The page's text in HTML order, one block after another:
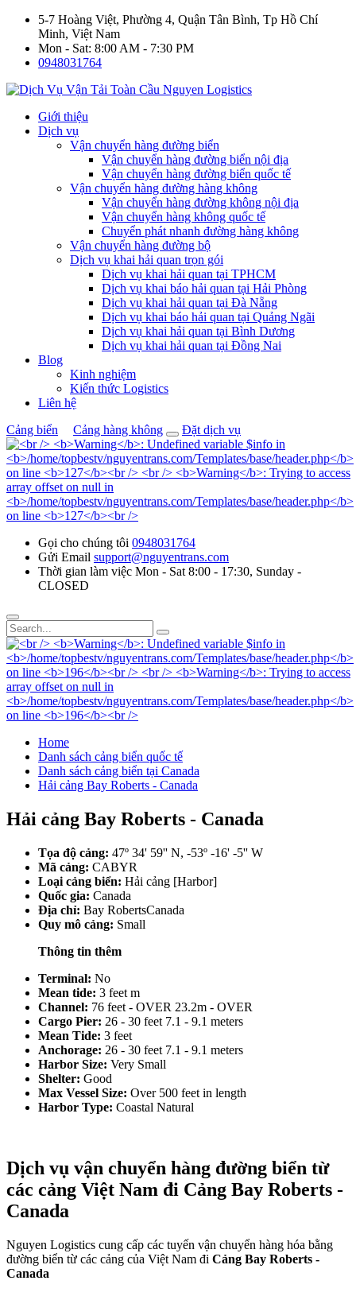
5-7 Hoàng Việt, Phường 4, Quận Tân Bình, Tp Hồ Chí
Minh, Việt Nam
Mon - Sat: 8:00 AM - 7:30 PM
0948031764
Giới thiệu
Dịch vụ
Vận chuyển hàng đường biển
Vận chuyển hàng đường biển nội địa
Vận chuyển hàng đường biển quốc tế
Vận chuyển hàng đường hàng không
Vận chuyển hàng đường không nội địa
Vận chuyển hàng không quốc tế
Chuyển phát nhanh đường hàng không
Vận chuyển hàng đường bộ
Dịch vụ khai hải quan trọn gói
Dịch vụ khai hải quan tại TPHCM
Dịch vụ khai báo hải quan tại Hải Phòng
Dịch vụ khai hải quan tại Đà Nẵng
Dịch vụ khai báo hải quan tại Quảng Ngãi
Dịch vụ khai hải quan tại Bình Dương
Dịch vụ khai hải quan tại Đồng Nai
Blog
Kinh nghiệm
Kiến thức Logistics
Liên hệ
Cảng biển
Cảng hàng không Đặt dịch vụ
Gọi cho chúng tôi 0948031764
Gửi Email support@nguyentrans.com
Thời gian làm việc Mon - Sat 8:00 - 17:30, Sunday -
CLOSED
Home
Danh sách cảng biển quốc tế
Danh sách cảng biển tại Canada
Hải cảng Bay Roberts - Canada
Hải cảng Bay Roberts - Canada
Tọa độ cảng: 47º 34' 59'' N, -53º -16' -5'' W
Mã cảng: CABYR
Loại cảng biển: Hải cảng [Harbor]
Quốc gia: Canada
Địa chỉ: Bay RobertsCanada
Quy mô cảng: Small
Thông tin thêm
Terminal: No
Mean tide: 3 feet m
Channel: 76 feet - OVER 23.2m - OVER
Cargo Pier: 26 - 30 feet 7.1 - 9.1 meters
Mean Tide: 3 feet
Anchorage: 26 - 30 feet 7.1 - 9.1 meters
Harbor Size: Very Small
Shelter: Good
Max Vessel Size: Over 500 feet in length
Harbor Type: Coastal Natural
Dịch vụ vận chuyển hàng đường biển từ
các cảng Việt Nam đi Cảng Bay Roberts -
Canada
Nguyen Logistics cung cấp các tuyến vận chuyển hàng hóa bằng
đường biển từ các cảng của Việt Nam đi Cảng Bay Roberts -
Canada